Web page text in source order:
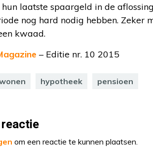
laatste spaargeld in de
nog hard nodig hebben. Zeker
kwaad.
– Editie nr. 10 2015
hypotheek pensioen
om een reactie te kunnen plaatsen.